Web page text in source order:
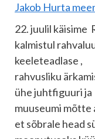
Jakob Hurta
22. juulil käisime
kalmistul
keeleteadlase ,
rahvusliku
ühe juhtfiguuri ja
muuseumi mõtte
et sõbrale head